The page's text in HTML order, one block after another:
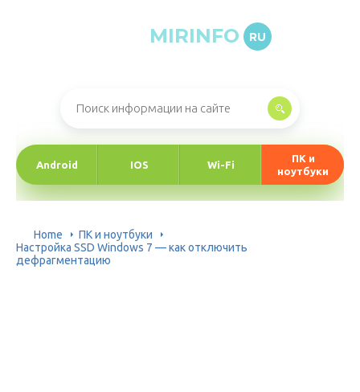
MIRINFO RU
Android IOS Wi-Fi
ПК и
ноутбуки
Home
ПК и ноутбуки
Настройка SSD Windows 7 — как отключить
дефрагментацию